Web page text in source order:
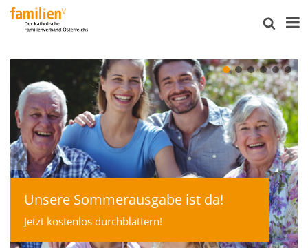
Unsere Sommerausgabe ist da!
Jetzt kostenlos durchblättern!